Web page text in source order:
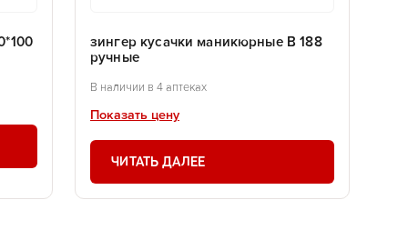
зингер кусачки маникюрные В 188
ручные
В наличии в 4 аптеках
Показать цену
ЧИТАТЬ ДАЛЕЕ